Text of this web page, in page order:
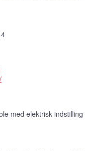
med elektrisk indstilling